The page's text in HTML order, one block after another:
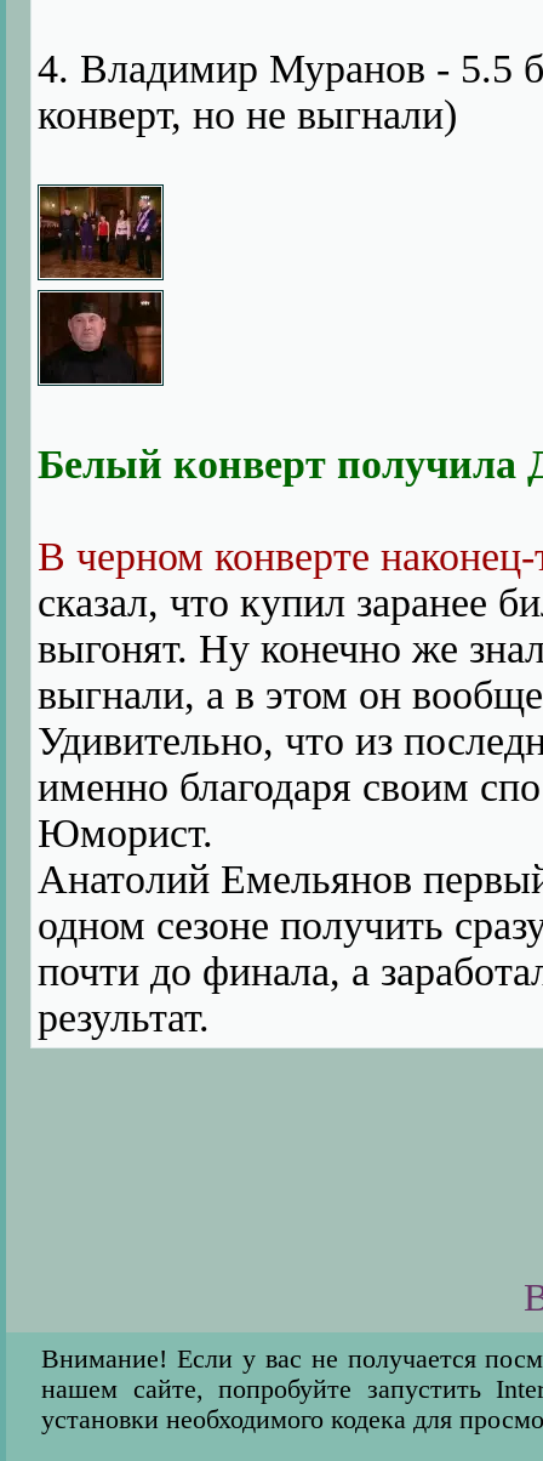
4. Владимир Муранов - 5.5
конверт, но не выгнали)
Белый конверт получила
В черном конверте
сказал, что купил заранее
выгонят. Ну конечно же
выгнали, а в этом он вообще
Удивительно, что из
именно благодаря своим
Юморист.
Анатолий Емельянов
одном сезоне получить
почти до финала, а
результат.
Внимание! Если у вас не получается
нашем сайте, попробуйте запустить
установки необходимого кодека для